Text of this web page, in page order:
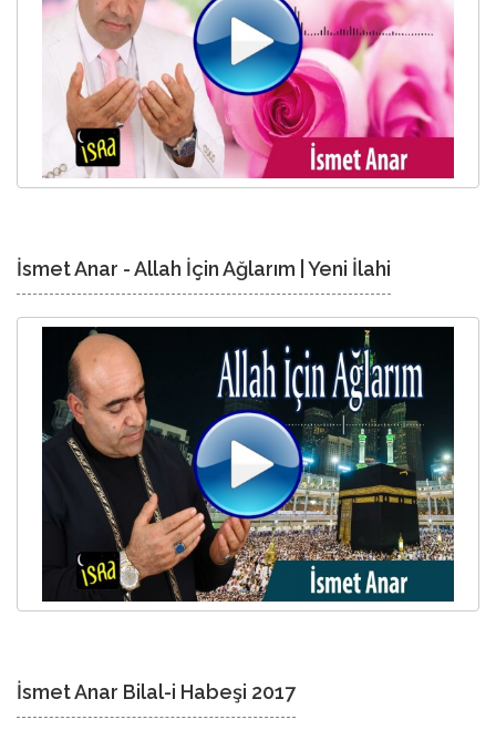
İsmet Anar - Allah İçin Ağlarım | Yeni İlahi
İsmet Anar Bilal-i Habeşi 2017